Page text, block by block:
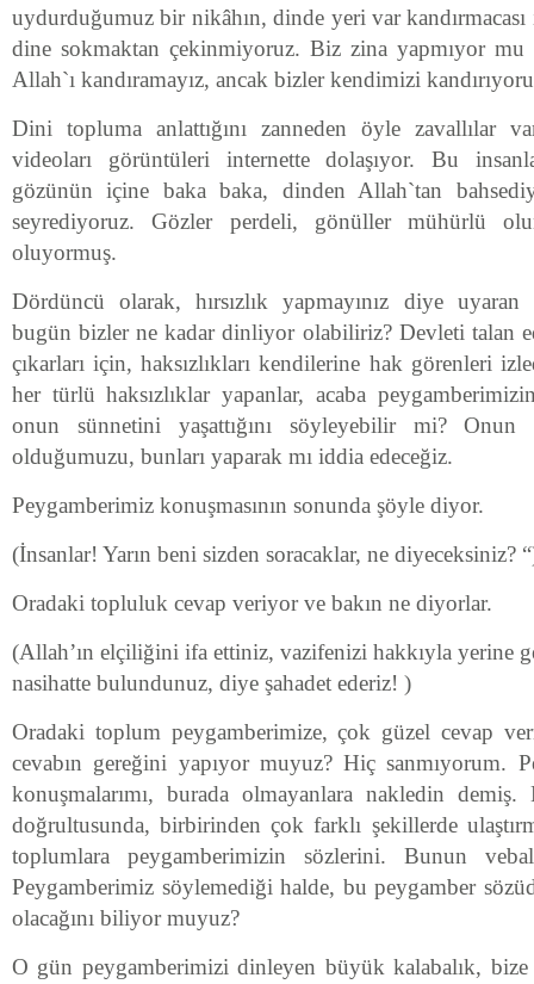
uydurduğumuz bir nikâhın, dinde yeri var
dine sokmaktan çekinmiyoruz. Biz zina yapmıyor
Allah`ı kandıramayız, ancak bizler kendimizi
Dini topluma anlattığını zanneden öyle zavallılar
videoları görüntüleri internette dolaşıyor. Bu
gözünün içine baka baka, dinden Allah`tan
seyrediyoruz. Gözler perdeli, gönüller mühürlü
oluyormuş.
Dördüncü olarak, hırsızlık yapmayınız diye uyaran
bugün bizler ne kadar dinliyor olabiliriz? Devleti talan
çıkarları için, haksızlıkları kendilerine hak görenleri
her türlü haksızlıklar yapanlar, acaba
onun sünnetini yaşattığını söyleyebilir mi?
olduğumuzu, bunları yaparak mı iddia edeceğiz.
Peygamberimiz konuşmasının sonunda şöyle diyor.
(İnsanlar! Yarın beni sizden soracaklar, ne diyeceksiniz?
Oradaki topluluk cevap veriyor ve bakın ne diyorlar.
(Allah’ın elçiliğini ifa ettiniz, vazifenizi hakkıyla yerine
nasihatte bulundunuz, diye şahadet ederiz! )
Oradaki toplum peygamberimize, çok güzel cevap
cevabın gereğini yapıyor muyuz? Hiç sanmıyorum.
konuşmalarımı, burada olmayanlara nakledin demiş.
doğrultusunda, birbirinden çok farklı şekillerde
toplumlara peygamberimizin sözlerini. Bunun
Peygamberimiz söylemediği halde, bu peygamber
olacağını biliyor muyuz?
O gün peygamberimizi dinleyen büyük kalabalık,